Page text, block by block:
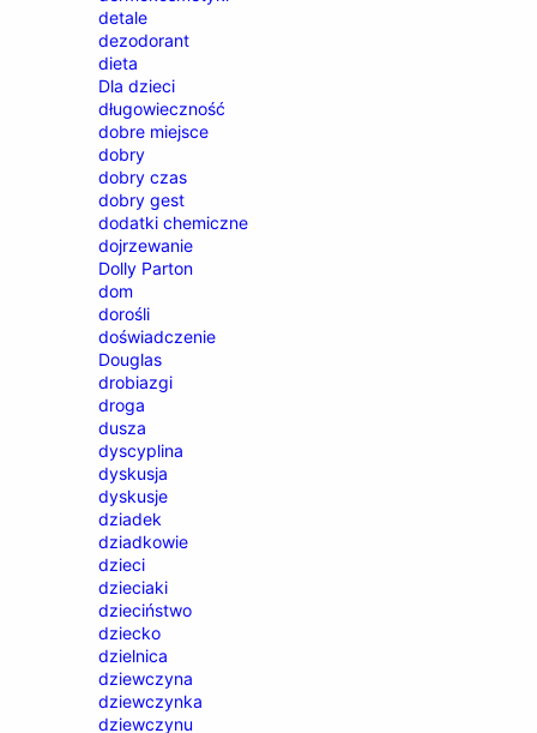
detale
dezodorant
dieta
Dla dzieci
długowieczność
dobre miejsce
dobry
dobry czas
dobry gest
dodatki chemiczne
dojrzewanie
Dolly Parton
dom
dorośli
doświadczenie
Douglas
drobiazgi
droga
dusza
dyscyplina
dyskusja
dyskusje
dziadek
dziadkowie
dzieci
dzieciaki
dzieciństwo
dziecko
dzielnica
dziewczyna
dziewczynka
dziewczynu